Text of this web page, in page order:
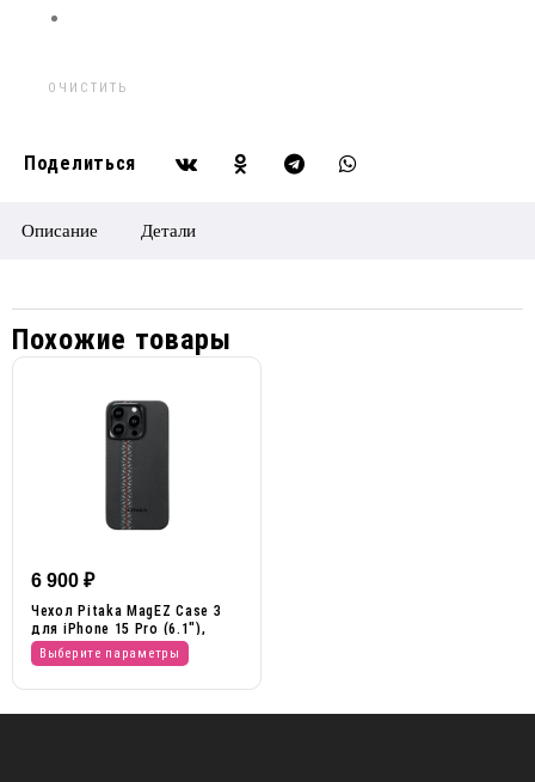
ОЧИСТИТЬ
Описание Детали
Похожие товары
6 900 ₽
Чехол Pitaka MagEZ Case 3
для iPhone 15 Pro (6.1″),
кевлар
Выберите параметры